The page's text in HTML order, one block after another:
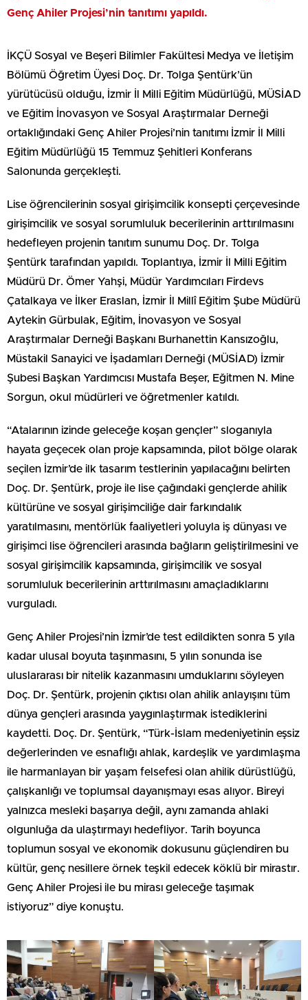
Genç Ahiler Projesi’nin tanıtımı yapıldı.
İKÇÜ Sosyal ve Beşeri Bilimler Fakültesi Medya ve İletişim
Bölümü Öğretim Üyesi Doç. Dr. Tolga Şentürk’ün
yürütücüsü olduğu, İzmir İl Milli Eğitim Müdürlüğü, MÜSİAD
ve Eğitim İnovasyon ve Sosyal Araştırmalar Derneği
ortaklığındaki Genç Ahiler Projesi’nin tanıtımı İzmir İl Milli
Eğitim Müdürlüğü 15 Temmuz Şehitleri Konferans
Salonunda gerçekleşti.
Lise öğrencilerinin sosyal girişimcilik konsepti çerçevesinde
girişimcilik ve sosyal sorumluluk becerilerinin arttırılmasını
hedefleyen projenin tanıtım sunumu Doç. Dr. Tolga
Şentürk tarafından yapıldı. Toplantıya, İzmir İl Milli Eğitim
Müdürü Dr. Ömer Yahşi, Müdür Yardımcıları Firdevs
Çatalkaya ve İlker Eraslan, İzmir İl Millî Eğitim Şube Müdürü
Aytekin Gürbulak, Eğitim, İnovasyon ve Sosyal
Araştırmalar Derneği Başkanı Burhanettin Kansızoğlu,
Müstakil Sanayici ve İşadamları Derneği (MÜSİAD) İzmir
Şubesi Başkan Yardımcısı Mustafa Beşer, Eğitmen N. Mine
Sorgun, okul müdürleri ve öğretmenler katıldı.
“Atalarının izinde geleceğe koşan gençler” sloganıyla
hayata geçecek olan proje kapsamında, pilot bölge olarak
seçilen İzmir’de ilk tasarım testlerinin yapılacağını belirten
Doç. Dr. Şentürk, proje ile lise çağındaki gençlerde ahilik
kültürüne ve sosyal girişimciliğe dair farkındalık
yaratılmasını, mentörlük faaliyetleri yoluyla iş dünyası ve
girişimci lise öğrencileri arasında bağların geliştirilmesini ve
sosyal girişimcilik kapsamında, girişimcilik ve sosyal
sorumluluk becerilerinin arttırılmasını amaçladıklarını
vurguladı.
Genç Ahiler Projesi’nin İzmir’de test edildikten sonra 5 yıla
kadar ulusal boyuta taşınmasını, 5 yılın sonunda ise
uluslararası bir nitelik kazanmasını umduklarını söyleyen
Doç. Dr. Şentürk, projenin çıktısı olan ahilik anlayışını tüm
dünya gençleri arasında yaygınlaştırmak istediklerini
kaydetti. Doç. Dr. Şentürk, “Türk-İslam medeniyetinin eşsiz
değerlerinden ve esnaflığı ahlak, kardeşlik ve yardımlaşma
ile harmanlayan bir yaşam felsefesi olan ahilik dürüstlüğü,
çalışkanlığı ve toplumsal dayanışmayı esas alıyor. Bireyi
yalnızca mesleki başarıya değil, aynı zamanda ahlaki
olgunluğa da ulaştırmayı hedefliyor. Tarih boyunca
toplumun sosyal ve ekonomik dokusunu güçlendiren bu
kültür, genç nesillere örnek teşkil edecek köklü bir mirastır.
Genç Ahiler Projesi ile bu mirası geleceğe taşımak
istiyoruz” diye konuştu.